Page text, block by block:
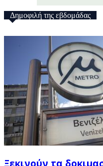
Δημοφιλή της εβδομάδας
Ξεκινούν τα